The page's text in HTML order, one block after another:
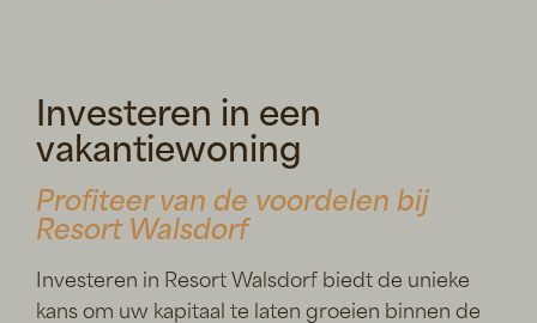
Investeren in een
vakantiewoning
Profiteer van de voordelen bij
Resort Walsdorf
Investeren in Resort Walsdorf biedt de unieke
kans om uw kapitaal te laten groeien binnen de